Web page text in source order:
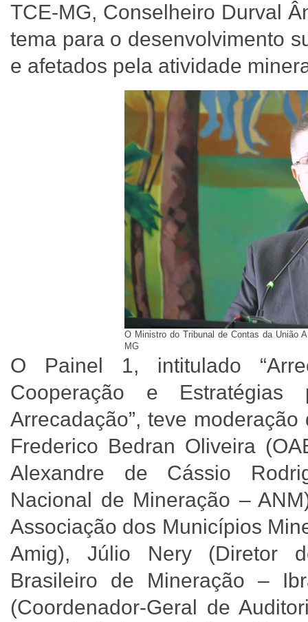
TCE-MG, Conselheiro Durval
tema para o desenvolvimento
e afetados pela atividade
O Ministro do Tribunal de Contas da União
MG
O Painel 1, intitulado
Cooperação e
Arrecadação”, teve
Frederico Bedran Oliveira
Alexandre de Cássio
Nacional de Mineração –
Associação dos Municípios
Amig), Júlio Nery (Diretor
Brasileiro de Mineração –
(Coordenador-Geral de